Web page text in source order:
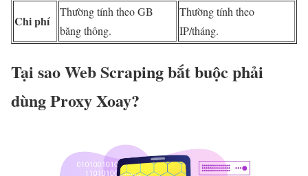
Chi phí
Thường tính theo GB
băng thông.
Thường tính theo
IP/tháng.
Tại sao Web Scraping bắt buộc phải
dùng Proxy Xoay?